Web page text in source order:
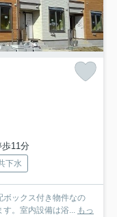
11分
下水
ボックス付き物件なの
。室内設備は浴... もっ